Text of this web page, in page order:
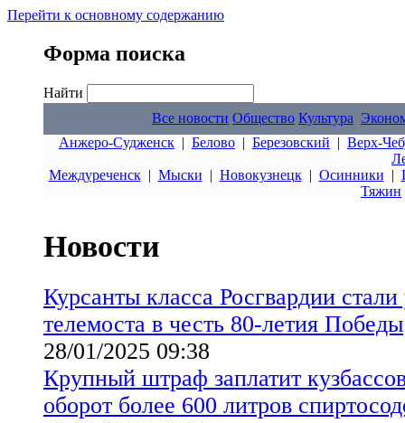
Перейти к основному содержанию
Форма поиска
Найти
Все новости Общество Культура
Анжеро-Судженск | Белово | Березовский | Верх-
Междуреченск| Мыски | Новокузнецк| Осинники |
Тяжин
Новости
Курсанты класса Росгвардии
телемоста в честь 80-летия Победы
28/01/2025 09:38
Крупный штраф заплатит
оборот более 600 литров